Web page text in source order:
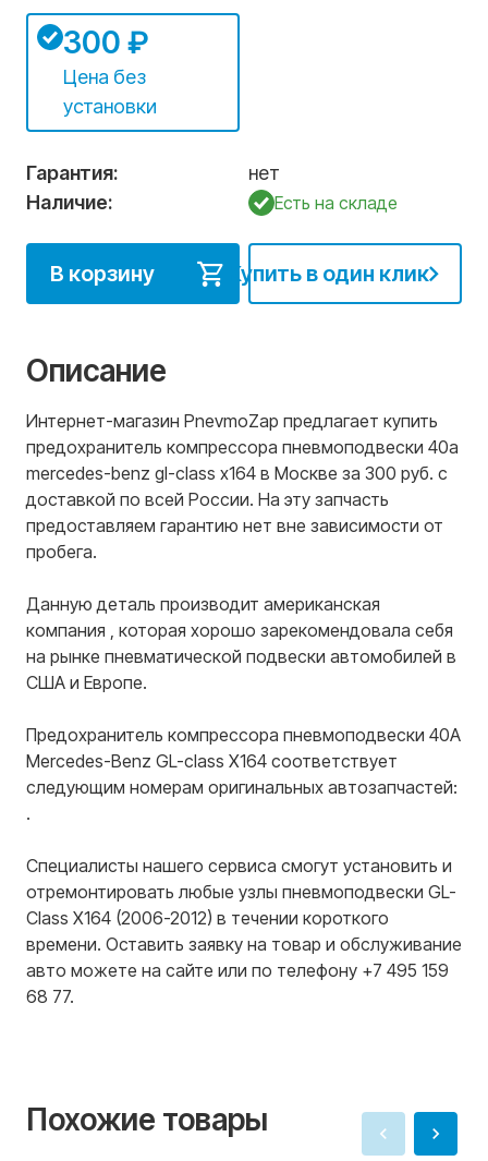
300 ₽
Цена без
установки
Гарантия:
нет
Наличие:
Есть на складе
В корзину Купить в один клик
Описание
Интернет-магазин PnevmoZap предлагает купить
предохранитель компрессора пневмоподвески 40а
mercedes-benz gl-class x164 в Москве за 300 руб. с
доставкой по всей России. На эту запчасть
предоставляем гарантию нет вне зависимости от
пробега.
Данную деталь производит американская
компания , которая хорошо зарекомендовала себя
на рынке пневматической подвески автомобилей в
США и Европе.
Предохранитель компрессора пневмоподвески 40А
Mercedes-Benz GL-class X164 соответствует
следующим номерам оригинальных автозапчастей:
.
Специалисты нашего сервиса смогут установить и
отремонтировать любые узлы пневмоподвески GL-
Class X164 (2006-2012) в течении короткого
времени. Оставить заявку на товар и обслуживание
авто можете на сайте или по телефону +7 495 159
68 77.
Похожие товары